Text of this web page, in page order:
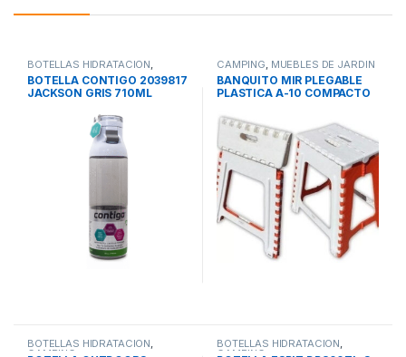
BOTELLAS HIDRATACION
CAMPING
BOTELLA CONTIGO 2039817
JACKSON GRIS 710ML
CAMPING MUEBLES DE JARDIN
BANQUITO MIR PLEGABLE
PLASTICA A-10 COMPACTO
BOTELLAS HIDRATACION,
CAMPING
BOTELLAS HIDRATACION,
CAMPING